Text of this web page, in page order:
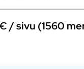
/ sivu (1560